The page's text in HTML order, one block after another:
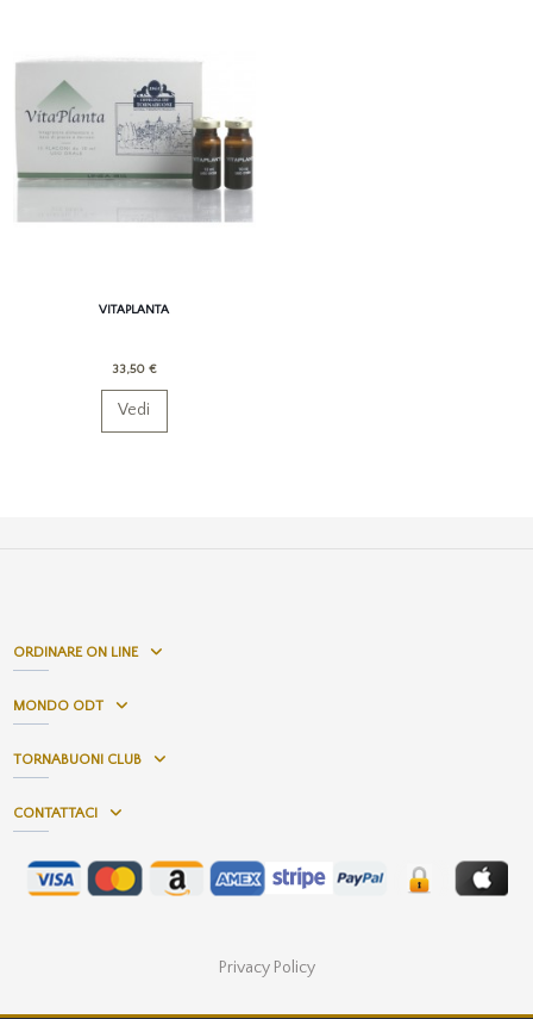
VITAPLANTA
33,50 €
Vedi
ORDINARE ON LINE
MONDO ODT
TORNABUONI CLUB
CONTATTACI
Privacy Policy